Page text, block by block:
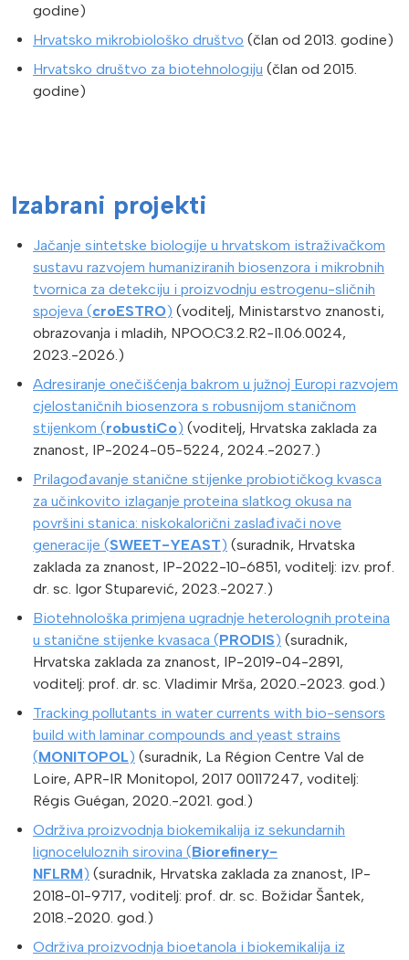
godine)
Hrvatsko mikrobiološko društvo (član od 2013. godine)
Hrvatsko društvo za biotehnologiju (član od 2015.
godine)
Izabrani projekti
Jačanje sintetske biologije u hrvatskom istraživačkom
sustavu razvojem humaniziranih biosenzora i mikrobnih
tvornica za detekciju i proizvodnju estrogenu-sličnih
spojeva (croESTRO) (voditelj, Ministarstvo znanosti,
obrazovanja i mladih, NPOO.C3.2.R2-I1.06.0024,
2023.-2026.)
Adresiranje onečišćenja bakrom u južnoj Europi razvojem
cjelostaničnih biosenzora s robusnijom staničnom
stijenkom (robustiCo) (voditelj, Hrvatska zaklada za
znanost, IP-2024-05-5224, 2024.-2027.)
Prilagođavanje stanične stijenke probiotičkog kvasca
za učinkovito izlaganje proteina slatkog okusa na
površini stanica: niskokalorični zaslađivači nove
generacije (SWEET-YEAST) (suradnik, Hrvatska
zaklada za znanost, IP-2022-10-6851, voditelj: izv. prof.
dr. sc. Igor Stuparević, 2023.-2027.)
Biotehnološka primjena ugradnje heterolognih proteina
u stanične stijenke kvasaca (PRODIS) (suradnik,
Hrvatska zaklada za znanost, IP-2019-04-2891,
voditelj: prof. dr. sc. Vladimir Mrša, 2020.-2023. god.)
Tracking pollutants in water currents with bio-sensors
build with laminar compounds and yeast strains
(MONITOPOL) (suradnik, La Région Centre Val de
Loire, APR-IR Monitopol, 2017 00117247, voditelj:
Régis Guégan, 2020.-2021. god.)
Održiva proizvodnja biokemikalija iz sekundarnih
lignoceluloznih sirovina (Biorefinery-
NFLRM) (suradnik, Hrvatska zaklada za znanost, IP-
2018-01-9717, voditelj: prof. dr. sc. Božidar Šantek,
2018.-2020. god.)
Održiva proizvodnja bioetanola i biokemikalija iz